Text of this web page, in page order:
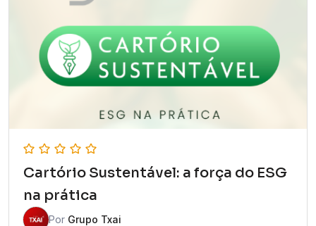
Cartório Sustentável: a força do ESG
na prática
Por Grupo Txai